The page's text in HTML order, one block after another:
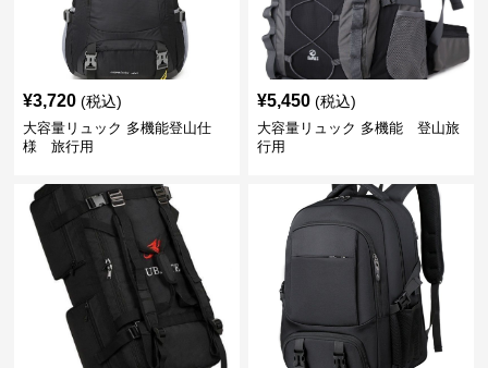
¥3,720 (税込)
大容量リュック 多機能登山仕
様 旅行用
¥5,450 (税込)
大容量リュック 多機能 登山旅
行用